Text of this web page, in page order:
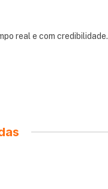
real e com credibilidade.